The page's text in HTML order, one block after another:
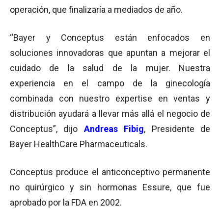
operación, que finalizaría a mediados de año.
“Bayer y Conceptus están enfocados en
soluciones innovadoras que apuntan a mejorar el
cuidado de la salud de la mujer. Nuestra
experiencia en el campo de la ginecología
combinada con nuestro expertise en ventas y
distribución ayudará a llevar más allá el negocio de
Conceptus”, dijo Andreas Fibig, Presidente de
Bayer HealthCare Pharmaceuticals.
Conceptus produce el anticonceptivo permanente
no quirúrgico y sin hormonas Essure, que fue
aprobado por la FDA en 2002.